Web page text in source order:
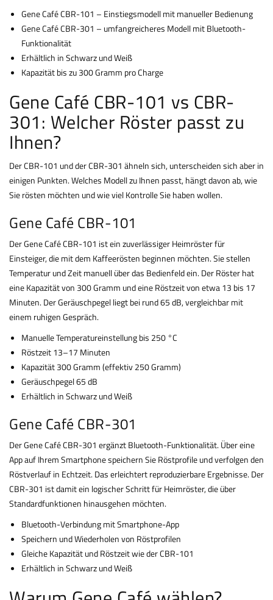
Gene Café CBR-101 – Einstiegsmodell mit manueller Bedienung
Gene Café CBR-301 – umfangreicheres Modell mit Bluetooth-
Funktionalität
Erhältlich in Schwarz und Weiß
Kapazität bis zu 300 Gramm pro Charge
Gene Café CBR-101 vs CBR-
301: Welcher Röster passt zu
Ihnen?
Der CBR-101 und der CBR-301 ähneln sich, unterscheiden sich aber in
einigen Punkten. Welches Modell zu Ihnen passt, hängt davon ab, wie
Sie rösten möchten und wie viel Kontrolle Sie haben wollen.
Gene Café CBR-101
Der Gene Café CBR-101 ist ein zuverlässiger Heimröster für
Einsteiger, die mit dem Kaffeerösten beginnen möchten. Sie stellen
Temperatur und Zeit manuell über das Bedienfeld ein. Der Röster hat
eine Kapazität von 300 Gramm und eine Röstzeit von etwa 13 bis 17
Minuten. Der Geräuschpegel liegt bei rund 65 dB, vergleichbar mit
einem ruhigen Gespräch.
Manuelle Temperatureinstellung bis 250 °C
Röstzeit 13–17 Minuten
Kapazität 300 Gramm (effektiv 250 Gramm)
Geräuschpegel 65 dB
Erhältlich in Schwarz und Weiß
Gene Café CBR-301
Der Gene Café CBR-301 ergänzt Bluetooth-Funktionalität. Über eine
App auf Ihrem Smartphone speichern Sie Röstprofile und verfolgen den
Röstverlauf in Echtzeit. Das erleichtert reproduzierbare Ergebnisse. Der
CBR-301 ist damit ein logischer Schritt für Heimröster, die über
Standardfunktionen hinausgehen möchten.
Bluetooth-Verbindung mit Smartphone-App
Speichern und Wiederholen von Röstprofilen
Gleiche Kapazität und Röstzeit wie der CBR-101
Erhältlich in Schwarz und Weiß